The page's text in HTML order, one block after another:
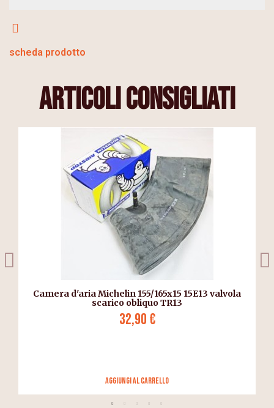
scheda prodotto
articoli consigliati
Camera d'aria Michelin 155/165x15 15E13 valvola
scarico obliquo TR13
32,90 €
Aggiungi al carrello